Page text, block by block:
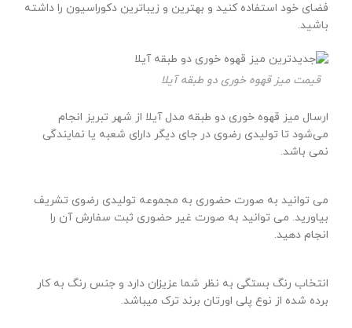
فضای خود استفاده کنید و بهترین و زیباترین دکوراسیون را داشته
باشید.
قیمت میز قهوه خوری دو طبقه آیلا
ارسال میز قهوه خوری دو طبقه مدل آیلا از شهر تبریز انجام
می‌شود تا تولیدی رضوی در جای دیگر دارای شعبه یا نمایندگی
نمی باشد.
می توانید به صورت حضوری به مجموعه تولیدی رضوی تشریف
بیاورید. می توانید به صورت غیر حضوری ثبت سفارش آن را
انجام دهید.
انتخاب رنگ بستگی به نظر شما عزیزان دارد و جنس رنگ به کار
برده شده از نوع پلی اورتان برند ترک میباشد.